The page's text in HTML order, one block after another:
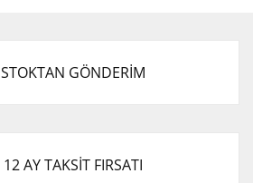
STOKTAN GÖNDERİM
12 AY TAKSİT FIRSATI